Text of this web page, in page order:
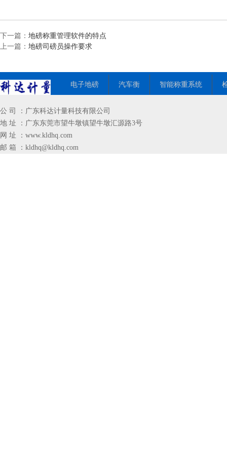
下一篇： 地磅称重管理软件的特点
上一篇： 地磅司磅员操作要求
电子地磅 汽车衡 智能称重系统
公 司 ：广东科达计量科技有限公司
地 址 ：广东东莞市望牛墩镇望牛墩汇源路3号
网 址 ： www.kldhq.com
邮 箱 ： kldhq@kldhq.com